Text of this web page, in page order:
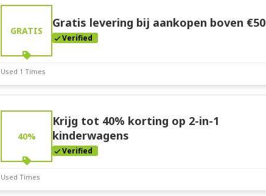
Expires:Mar-31-2026
GRATIS
Gratis levering bij aankopen boven €50
Verified
Used 1 Times
Deal Stats
Expires:Mar-31-2026
40%
Krijg tot 40% korting op 2-in-1
kinderwagens
Verified
Used Times